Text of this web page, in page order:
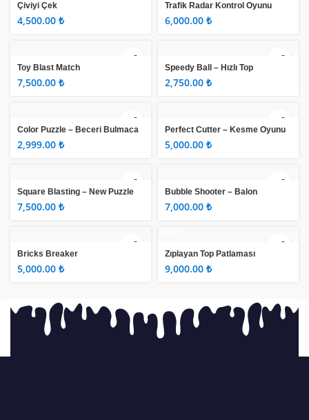
Çiviyi Çek
₺
Trafik Radar Kontrol Oyunu
₺
Toy Blast Match
₺
Speedy Ball – Hızlı Top
₺
Color Puzzle – Beceri Bulmaca
₺
Perfect Cutter – Kesme Oyunu
₺
Square Blasting – New Puzzle
Game 2020₺
Bubble Shooter – Balon
Patlatma
₺
Bricks Breaker
₺
Zıplayan Top Patlaması
₺